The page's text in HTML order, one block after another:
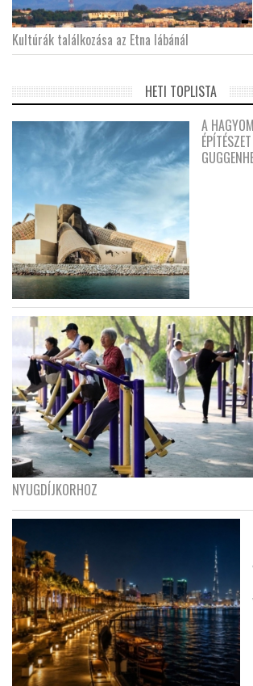
Kultúrák találkozása az Etna lábánál
HETI TOPLISTA
A
NYUGDÍJKORHOZ